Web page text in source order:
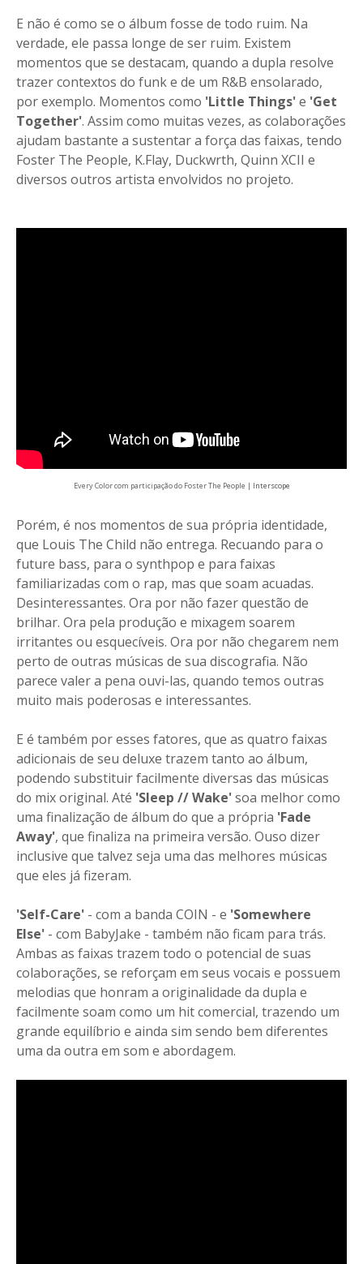
E não é como se o álbum fosse de todo ruim. Na
verdade, ele passa longe de ser ruim. Existem
momentos que se destacam, quando a dupla resolve
trazer contextos do funk e de um R&B ensolarado,
por exemplo. Momentos como 'Little Things'e 'Get
Together'. Assim como muitas vezes, as colaborações
ajudam bastante a sustentar a força das faixas, tendo
Foster The People, K.Flay, Duckwrth, Quinn XCII e
diversos outros artista envolvidos no projeto.
Every Color com participação do Foster The People | Interscope
Porém, é nos momentos de sua própria identidade,
que Louis The Child não entrega. Recuando para o
future bass, para o synthpop e para faixas
familiarizadas com o rap, mas que soam acuadas.
Desinteressantes. Ora por não fazer questão de
brilhar. Ora pela produção e mixagem soarem
irritantes ou esquecíveis. Ora por não chegarem nem
perto de outras músicas de sua discografia. Não
parece valer a pena ouvi-las, quando temos outras
muito mais poderosas e interessantes.
E é também por esses fatores, que as quatro faixas
adicionais de seu deluxe trazem tanto ao álbum,
podendo substituir facilmente diversas das músicas
do mix original. Até 'Sleep // Wake'soa melhor como
uma finalização de álbum do que a própria 'Fade
Away', que finaliza na primeira versão. Ouso dizer
inclusive que talvez seja uma das melhores músicas
que eles já fizeram.
'Self-Care' - com a banda COIN - e 'Somewhere
Else' - com BabyJake - também não ficam para trás.
Ambas as faixas trazem todo o potencial de suas
colaborações, se reforçam em seus vocais e possuem
melodias que honram a originalidade da dupla e
facilmente soam como um hit comercial, trazendo um
grande equilíbrio e ainda sim sendo bem diferentes
uma da outra em som e abordagem.